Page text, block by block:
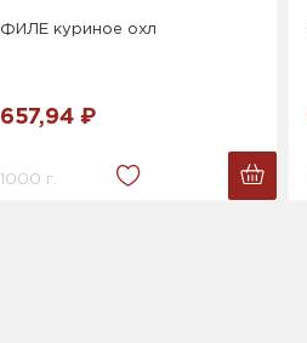
ФИЛЕ куриное охл
657,94 ₽
1000 г.